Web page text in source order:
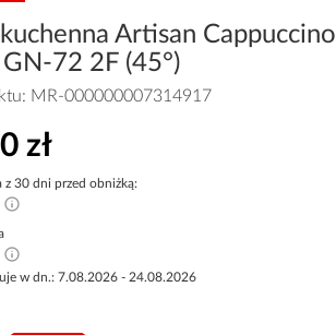
Artisan Cappuccino
72 2F (45°)
MR-000000007314917
zł
z 30 dni przed obniżką:
w dn.: 7.08.2026 - 24.08.2026